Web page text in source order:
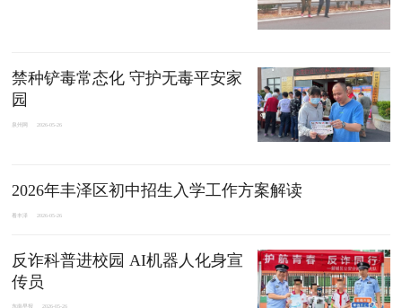
禁种铲毒常态化 守护无毒平安家
园
泉州网 2026-05-26
2026年丰泽区初中招生入学工作方案解读
看丰泽 2026-05-26
反诈科普进校园 AI机器人化身宣
传员
东南早报 2026-05-26